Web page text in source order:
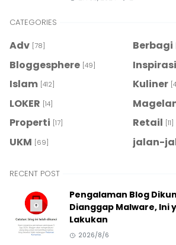
CATEGORIES
Adv [78] Berbagi
Bloggesphere [49] Inspirasi
Islam [412] Kuliner
LOKER [14]
Properti [17] Retail [11]
UKM [69] jalan-
RECENT POST
Pengalaman Blog
Dianggap Malware, Ini
Lakukan
2026/8/6